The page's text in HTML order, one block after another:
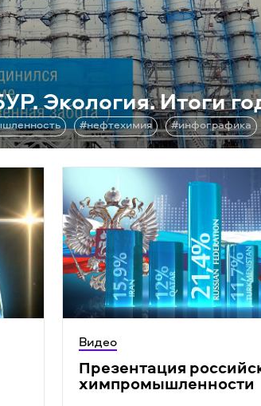
Экология. Итоги
#нефтехимия #инфографика
Видео
Презентация
химпромышленности